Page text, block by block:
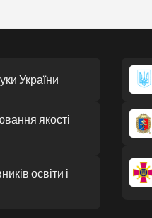
України
якості
освіти і